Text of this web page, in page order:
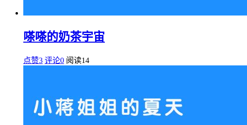
嗏嗏的奶茶宇宙
点赞3 评论0 阅读14